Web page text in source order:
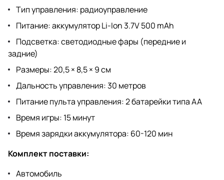
Тип управления: радиоуправление
Питание: аккумулятор Li-Ion 3.7V 500 mAh
Подсветка: светодиодные фары (передние и
задние)
Размеры: 20,5 × 8,5 × 9 см
Дальность управления: 30 метров
Питание пульта управления: 2 батарейки типа АА
Время игры: 15 минут
Время зарядки аккумулятора: 60-120 мин
Комплект поставки:
Автомобиль